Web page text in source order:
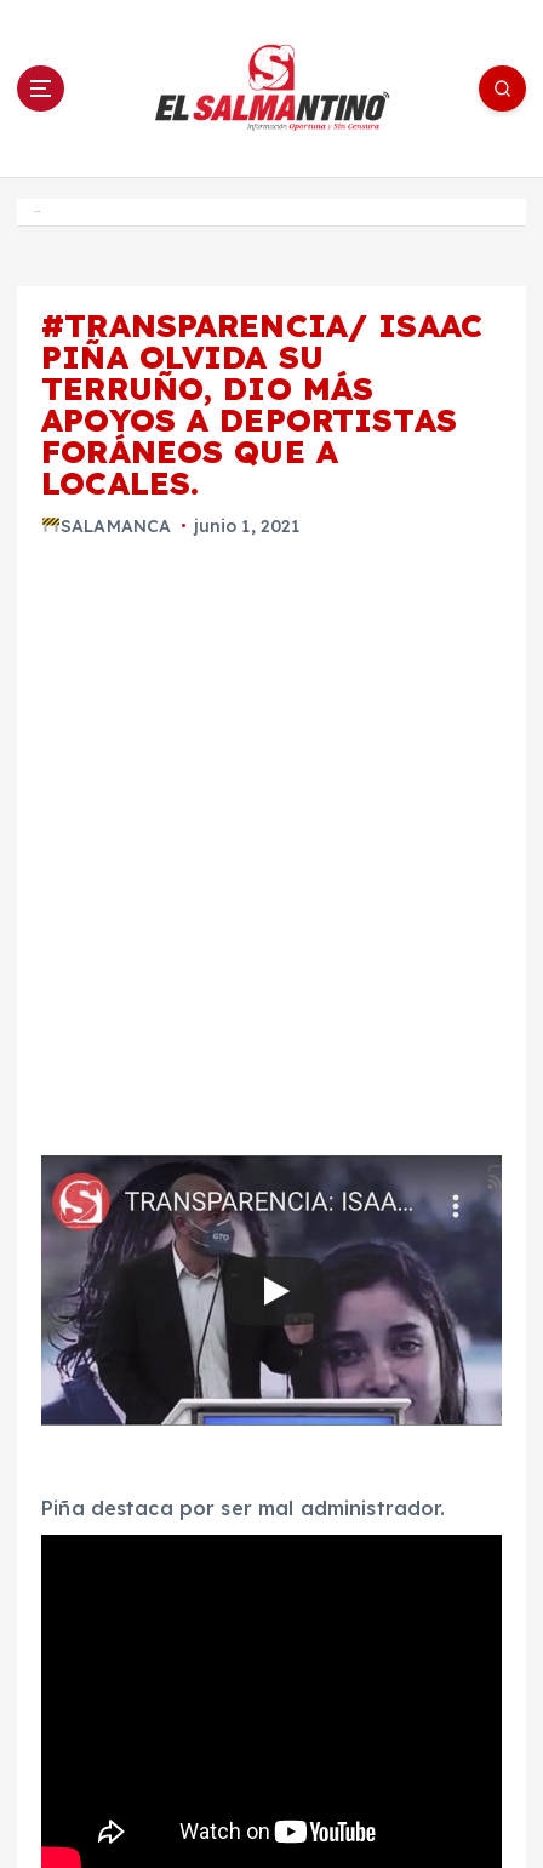
n El Salmantino - medios/noticias/editorial
#TRANSPARENCIA/ ISAAC
PIÑA OLVIDA SU
TERRUÑO, DIO MÁS
APOYOS A DEPORTISTAS
FORÁNEOS QUE A
LOCALES.
SALAMANCA junio 1, 2021
Piña destaca por ser mal administrador.